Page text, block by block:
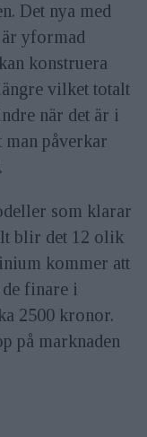
Det nya med
yformad
konstruera
vilket totalt
när det är i
man påverkar
som klarar
blir det 12 olik
kommer att
finare i
2500 kronor.
på marknaden